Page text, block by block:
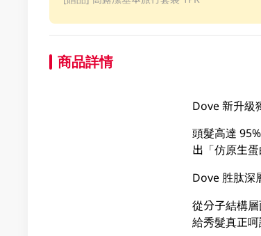
商品詳情
Dove 新升級
頭髮高達
出「仿原生
Dove 胜肽深
從分子結構
給秀髮真正